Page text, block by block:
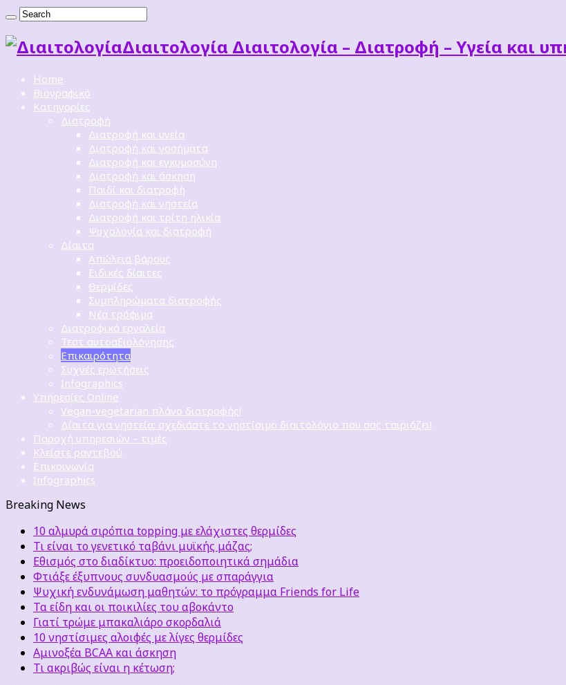
Διαιτoλογία Διαιτολογία – Διατροφή – Υγεία και
Home
Βιογραφικό
Κατηγορίες
Διατροφή
Διατροφή και υγεία
Διατροφή και νοσήματα
Διατροφή και εγκυμοσύνη
Διατροφή και άσκηση
Παιδί και διατροφή
Διατροφή και νηστεία
Διατροφή και τρίτη ηλικία
Ψυχολογία και διατροφή
Δίαιτα
Απώλεια βάρους
Ειδικές δίαιτες
Θερμίδες
Συμπληρώματα διατροφής
Νέα τρόφιμα
Διατροφικά εργαλεία
Τεστ αυτοαξιολόγησης
Επικαιρότητα
Συχνές ερωτήσεις
Infographics
Υπηρεσίες Online
Vegan-vegetarian πλάνο διατροφής!
Δίαιτα για νηστεία: σχεδιάστε το νηστίσιμο διαιτολόγιο που σας ταιριάζει!
Παροχή υπηρεσιών – τιμές
Κλείστε ραντεβού
Επικοινωνία
Infographics
Breaking News
10 αλμυρά σιρόπια topping με ελάχιστες θερμίδες
Τι είναι το γενετικό ταβάνι μυϊκής μάζας;
Εθισμός στο διαδίκτυο: προειδοποιητικά σημάδια
Φτιάξε έξυπνους συνδυασμούς με σπαράγγια
Ψυχική ενδυνάμωση μαθητών: το πρόγραμμα Friends for Life
Τα είδη και οι ποικιλίες του αβοκάντο
Γιατί τρώμε μπακαλιάρο σκορδαλιά
10 νηστίσιμες αλοιφές με λίγες θερμίδες
Αμινοξέα BCAA και άσκηση
Τι ακριβώς είναι η κέτωση;